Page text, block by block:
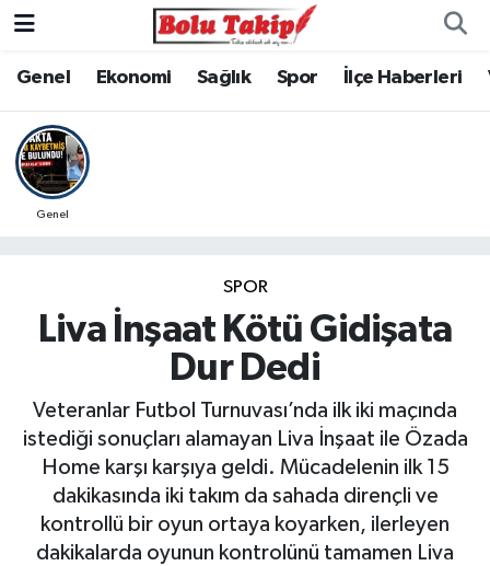
Genel Ekonomi Sağlık Spor İlçe Haberleri
Genel
SPOR
Liva İnşaat Kötü Gidişata
Dur Dedi
Veteranlar Futbol Turnuvası’nda ilk iki maçında
istediği sonuçları alamayan Liva İnşaat ile Özada
Home karşı karşıya geldi. Mücadelenin ilk 15
dakikasında iki takım da sahada dirençli ve
kontrollü bir oyun ortaya koyarken, ilerleyen
dakikalarda oyunun kontrolünü tamamen Liva